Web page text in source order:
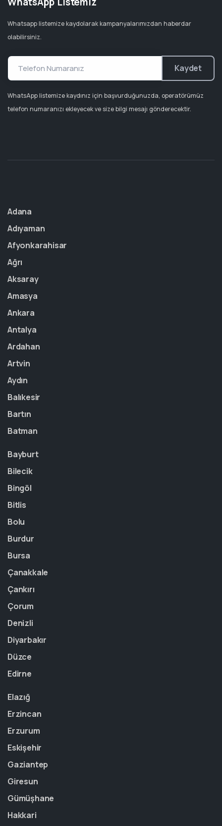
Whatsapp listemize kaydolarak kampanyalarımızdan haberdar
olabilirsiniz.
Kaydet
WhatsApp listemize kaydınız için başvurduğunuzda, operatörümüz
telefon numaranızı ekleyecek ve size bilgi mesajı gönderecektir.
Adana
Adıyaman
Afyonkarahisar
Ağrı
Aksaray
Amasya
Ankara
Antalya
Ardahan
Artvin
Aydın
Balıkesir
Bartın
Batman
Bayburt
Bilecik
Bingöl
Bitlis
Bolu
Burdur
Bursa
Çanakkale
Çankırı
Çorum
Denizli
Diyarbakır
Düzce
Edirne
Elazığ
Erzincan
Erzurum
Eskişehir
Gaziantep
Giresun
Gümüşhane
Hakkari